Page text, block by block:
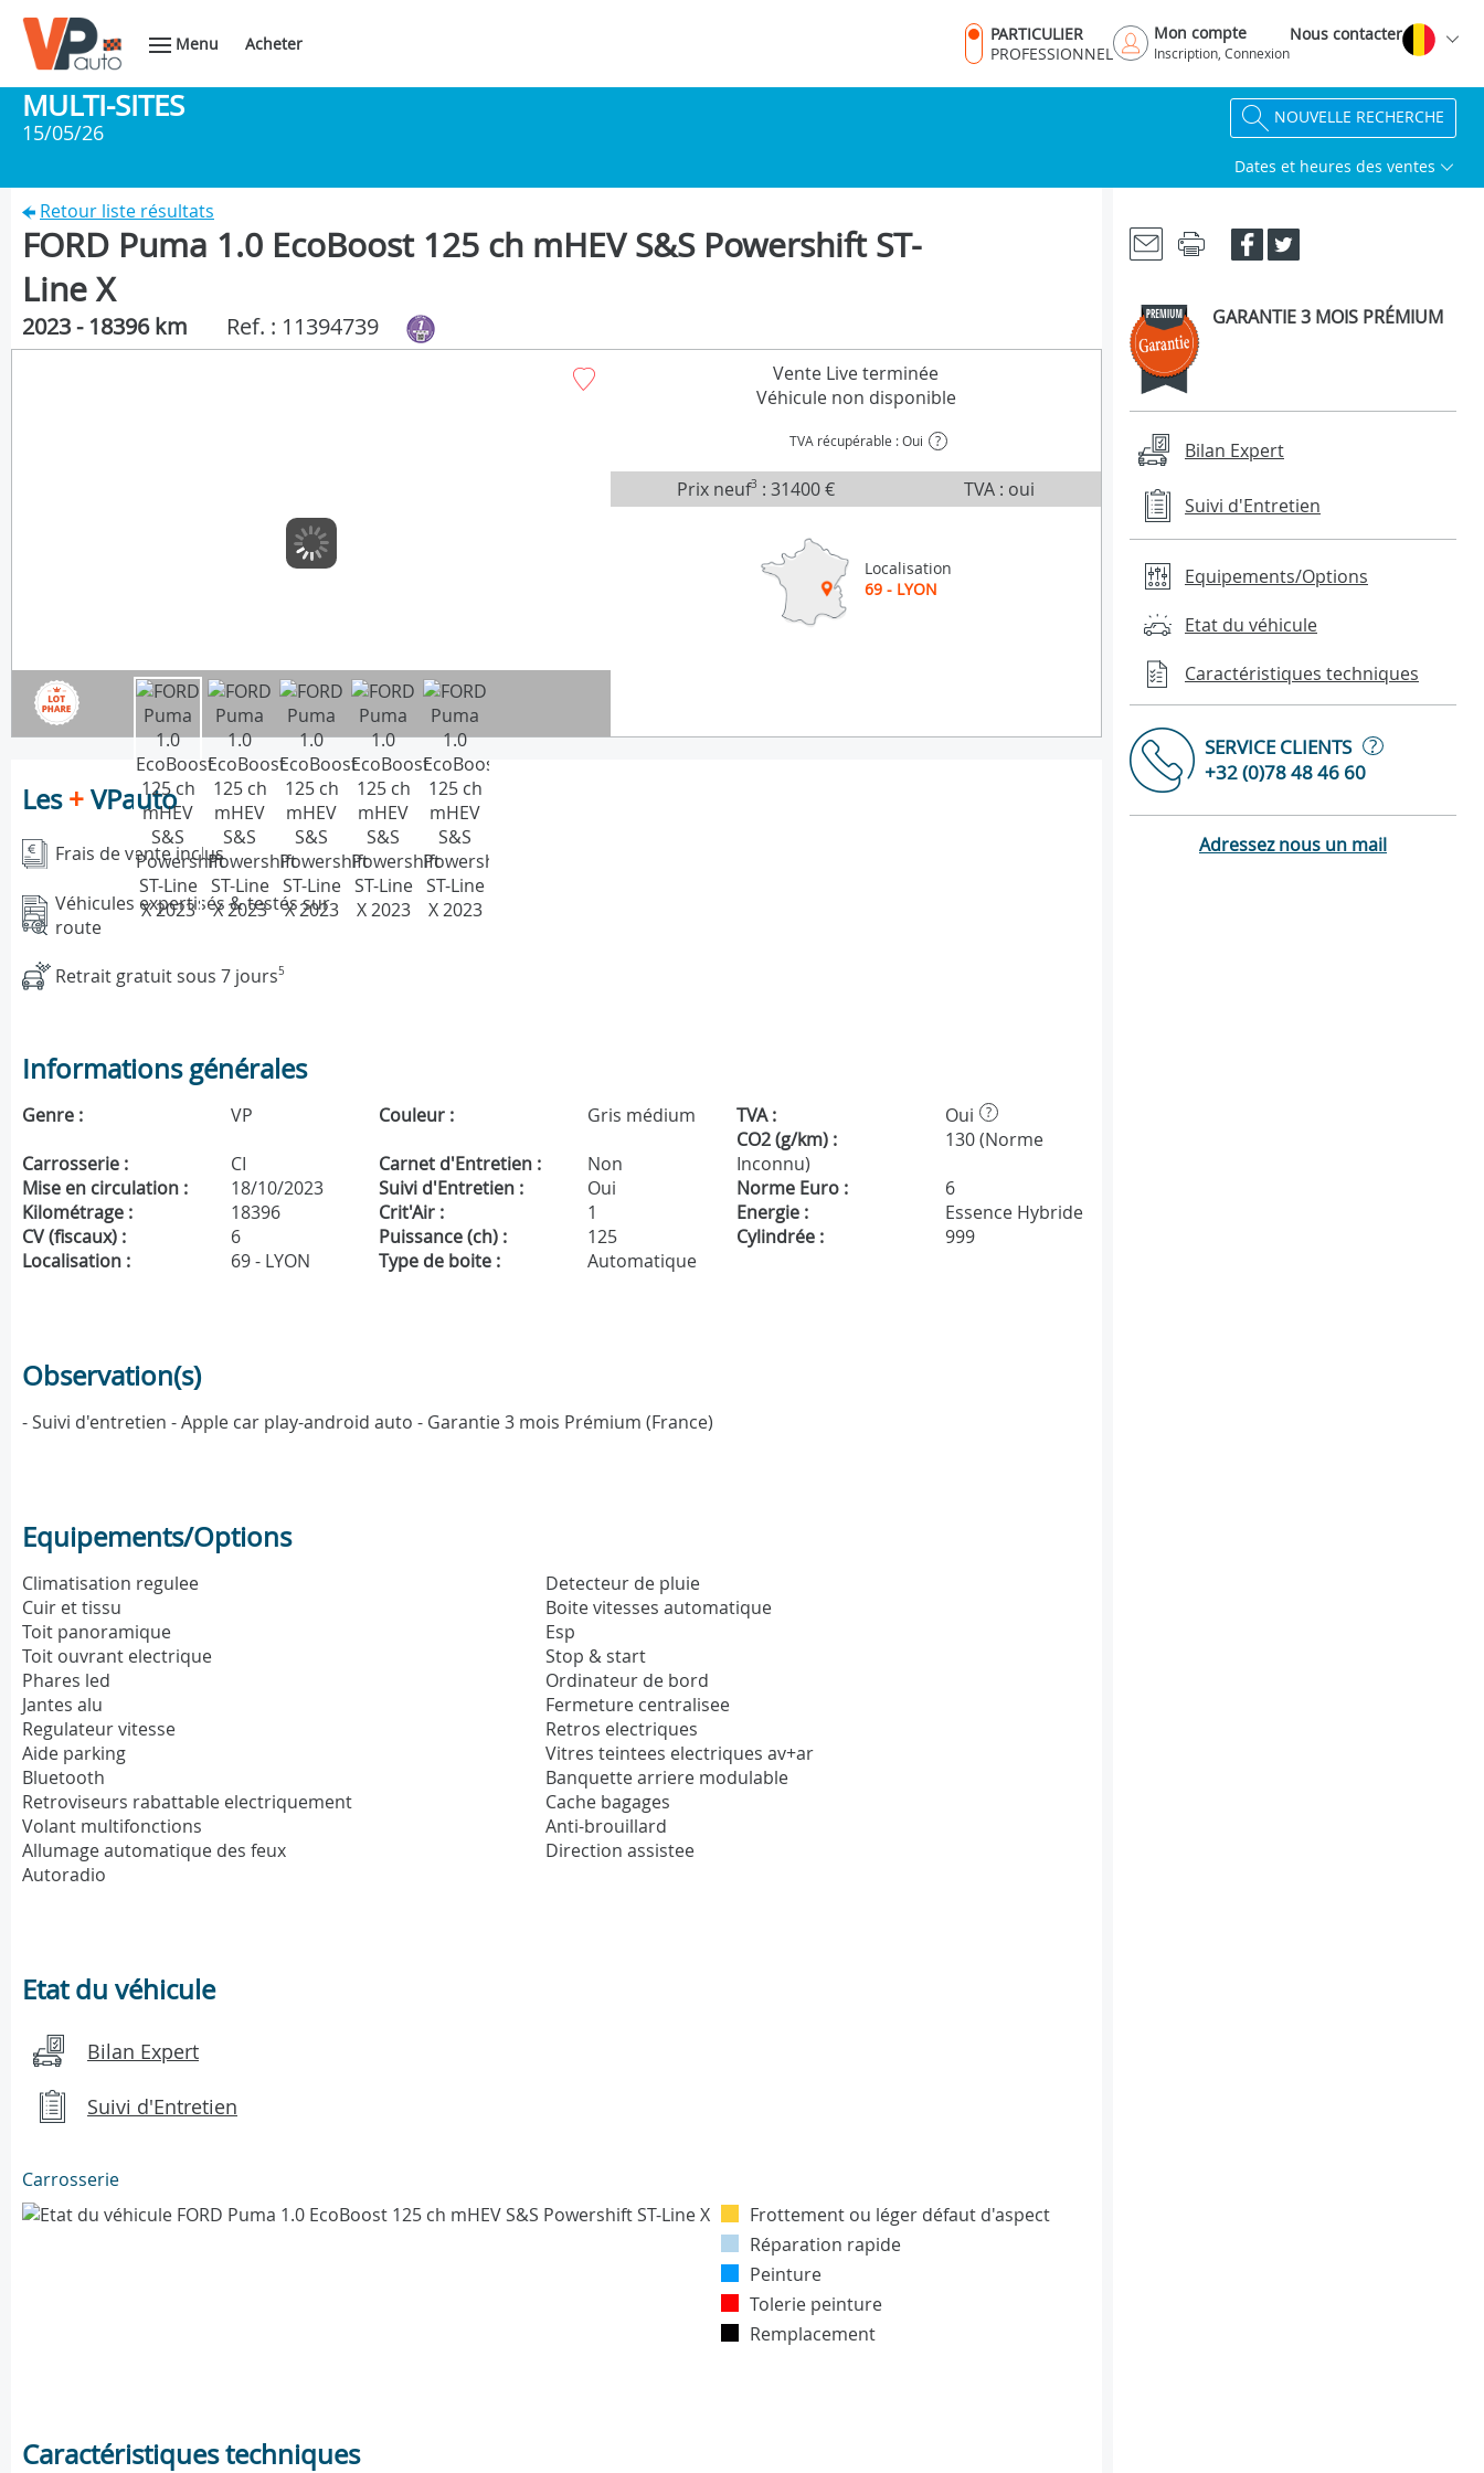
Menu Acheter
PARTICULIER
PROFESSIONNEL
Mon compte
Inscription, Connexion
Nous contacter
MULTI-SITES
15/05/26
NOUVELLE RECHERCHE
Dates et heures des ventes
Retour liste résultats
FORD Puma 1.0 EcoBoost 125 ch mHEV S&S Powershift ST-
Line X
2023 - 18396 km Ref. : 11394739
Vente Live terminée
Véhicule non disponible
TVA récupérable : Oui ?
Prix neuf3 :31400 € TVA : oui
Localisation
69 - LYON
Les+VPauto
Frais de vente inclus
Véhicules expertisés & testés sur
route
Retrait gratuit sous 7 jours5
Informations générales
Genre : VP Couleur : Gris médium TVA : Oui ?
Carrosserie : CI Carnet d'Entretien : Non
CO2 (g/km) :
130 (Norme
Inconnu)
Mise en circulation :
18/10/2023 Suivi d'Entretien : Oui Norme Euro :
6
Kilométrage :
18396 Crit'Air : 1 Energie :
Essence Hybride
CV (fiscaux) :
6 Puissance (ch) : 125 Cylindrée :
999
Localisation :
69 - LYON Type de boite : Automatique
Observation(s)
- Suivi d'entretien - Apple car play-android auto - Garantie 3 mois Prémium (France)
Equipements/Options
Climatisation regulee
Cuir et tissu
Toit panoramique
Toit ouvrant electrique
Phares led
Jantes alu
Regulateur vitesse
Aide parking
Bluetooth
Retroviseurs rabattable electriquement
Volant multifonctions
Allumage automatique des feux
Autoradio
Detecteur de pluie
Boite vitesses automatique
Esp
Stop & start
Ordinateur de bord
Fermeture centralisee
Retros electriques
Vitres teintees electriques av+ar
Banquette arriere modulable
Cache bagages
Anti-brouillard
Direction assistee
Etat du véhicule
Bilan Expert
Suivi d'Entretien
Carrosserie
Frottement ou léger défaut d'aspect
Réparation rapide
Peinture
Tolerie peinture
Remplacement
Caractéristiques techniques
GARANTIE 3 MOIS PRÉMIUM
Bilan Expert
Suivi d'Entretien
Equipements/Options
Etat du véhicule
Caractéristiques techniques
SERVICE CLIENTS
?
+32 (0)78 48 46 60
Adressez nous un mail